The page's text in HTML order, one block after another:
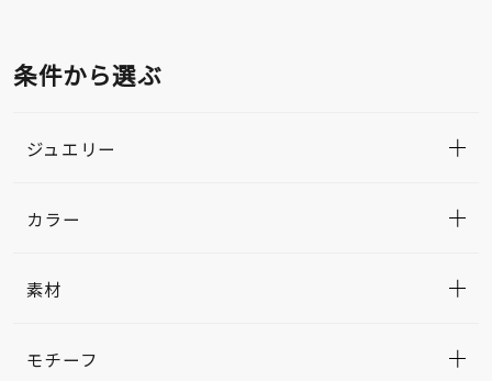
条件から選ぶ
ジュエリー
カラー
素材
モチーフ